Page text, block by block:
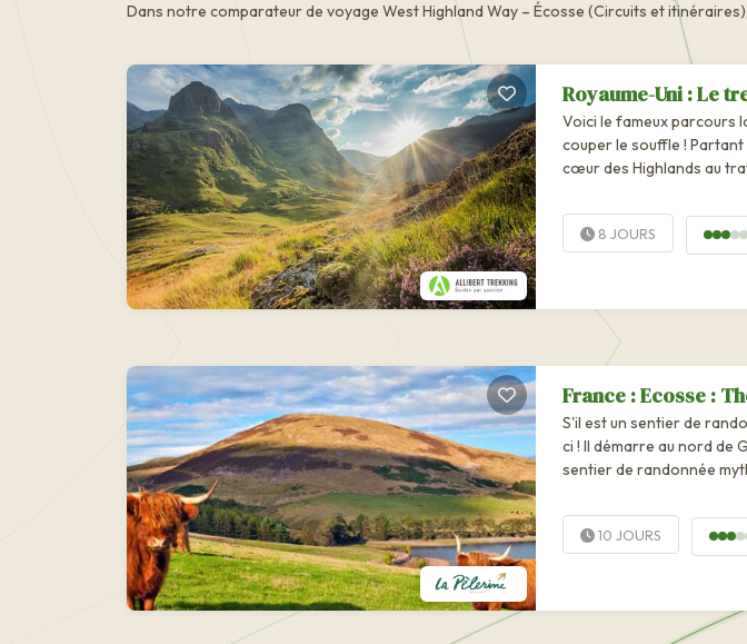
Dans notre comparateur de voyage West Highland Way – Écosse (Circuits et
Royaume-Uni : Le
Voici le fameux parcours
couper le souffle ! Partant des rives du Loch Lomond, il s'enfonce au
cœur des Highlands au travers des milieux des plus variés pour
8 JOURS
France : Ecosse :
S'il est un sentier de randonnée
ci ! Il démarre au nord de Glasgow , longe le fameux Loch. S'il est un
sentier de randonnée
traverse les...
10 JOURS